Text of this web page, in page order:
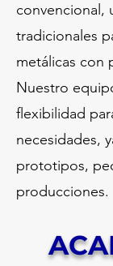
convencional,
tradicionales
metálicas con
Nuestro
flexibilidad
necesidades,
prototipos,
producciones.